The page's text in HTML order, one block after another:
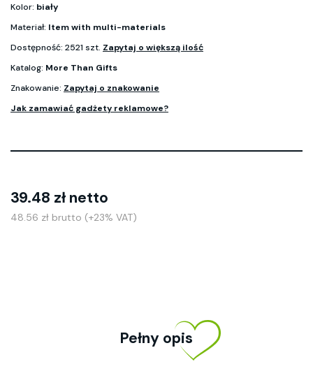
Kolor: biały
Materiał: Item with multi-materials
Dostępność: 2521 szt. Zapytaj o większą ilość
Katalog: More Than Gifts
Znakowanie: Zapytaj o znakowanie
Jak zamawiać gadżety reklamowe?
39.48 zł netto
48.56 zł brutto (+23% VAT)
Pełny opis